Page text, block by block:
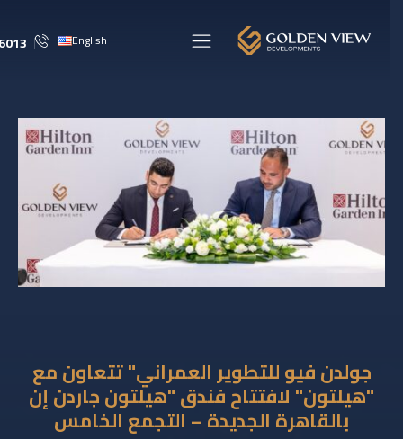
English
16013
ﺟﻮﻟﺪن ﻓﯿﻮ ﻟﻠﺘﻄﻮﯾﺮ اﻟﻌﻤﺮاﻧﻲ" ﺗﺘﻌﺎون ﻣﻊ
"ھﯿﻠﺘﻮن" ﻻﻓﺘﺘﺎح ﻓﻨﺪق "ھﯿﻠﺘﻮن ﺟﺎردن إن
ﺑﺎﻟﻘﺎھﺮة اﻟﺠﺪﯾﺪة – اﻟﺘﺠﻤﻊ اﻟﺨﺎﻣﺲ